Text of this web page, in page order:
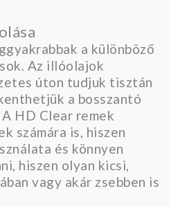
a különböző
Az illóolajok
úton tudjuk tisztán
a bosszantó
HD Clear remek
számára is, hiszen
és könnyen
hiszen olyan kicsi,
vagy akár zsebben is